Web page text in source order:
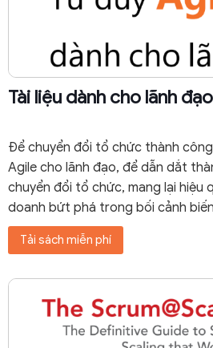
Tài liệu dành cho lãnh đạo
Để chuyển đổi tổ chức thành
Agile cho lãnh đạo, để dẫn dắt
chuyển đổi tổ chức, mang lại hiệu
doanh bứt phá trong bối cảnh
Tải sách miễn phí